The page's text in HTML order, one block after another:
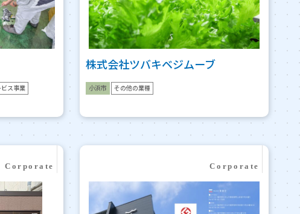
ス事業
株式会社ツバキベジムーブ
小浜市 その他の業種